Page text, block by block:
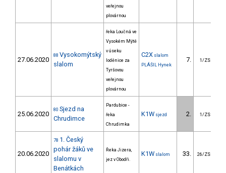
veřejnou
plovárnou
27.06.2020
88 Vysokomýtský
slalom
řeka Loučná ve
Vysokém Mýtě
v úseku
loděnice za
Tyršovou
veřejnou
plovárnou
C2X slalom
PLÁŠIL Hynek
7. 1/ZS
25.06.2020
80 Sjezd na
Chrudimce
Pardubice -
řeka
Chrudimka
K1W sjezd 2. 1/ZS
20.06.2020
78 1. Český
pohár žáků ve
slalomu v
Benátkách
Řeka Jizera,
jez v Obodři.
K1W slalom 33. 26/ZS